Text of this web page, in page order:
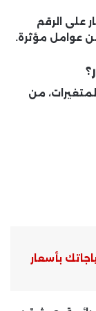
على الرقم
عوامل مؤثرة.
من
بأسعار